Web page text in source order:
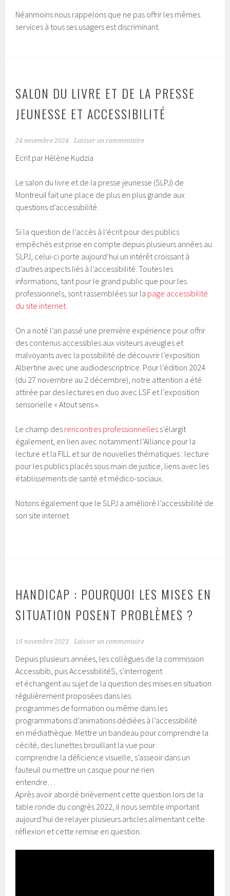
Néanmoins nous rappelons que ne pas offrir les mêmes
services à tous ses usagers est discriminant.
SALON DU LIVRE ET DE LA PRESSE
JEUNESSE ET ACCESSIBILITÉ
24 novembre 2024 Laisser un commentaire
Ecrit par Hélène Kudzia
Le salon du livre et de la presse jeunesse (SLPJ) de
Montreuil fait une place de plus en plus grande aux
questions d’accessibilité.
Si la question de l’accès à l’écrit pour des publics
empêchés est prise en compte depuis plusieurs années au
SLPJ, celui-ci porte aujourd’hui un intérêt croissant à
d’autres aspects liés à l’accessibilité. Toutes les
informations, tant pour le grand public que pour les
professionnels, sont rassemblées sur la page accessibilité
du site internet.
On a noté l’an passé une première expérience pour offrir
des contenus accessibles aux visiteurs aveugles et
malvoyants avec la possibilité de découvrir l’exposition
Albertine avec une audiodescriptrice. Pour l’édition 2024
(du 27 novembre au 2 décembre), notre attention a été
attirée par des lectures en duo avec LSF et l’exposition
sensorielle « Atout sens ».
Le champ des rencontres professionnelles s’élargit
également, en lien avec notamment l’Alliance pour la
lecture et la FILL et sur de nouvelles thématiques : lecture
pour les publics placés sous main de justice, liens avec les
établissements de santé et médico-sociaux.
Notons également que le SLPJ a amélioré l’accessibilité de
son site internet.
HANDICAP : POURQUOI LES MISES EN
SITUATION POSENT PROBLÈMES ?
16 novembre 2023 Laisser un commentaire
Depuis plusieurs années, les collègues de la commission
Accessibib, puis AccessibilitéS, s’interrogent
et échangent au sujet de la question des mises en situation
régulièrement proposées dans les
programmes de formation ou même dans les
programmations d’animations dédiées à l’accessibilité
en médiathèque. Mettre un bandeau pour comprendre la
cécité, des lunettes brouillant la vue pour
comprendre la déficience visuelle, s’asseoir dans un
fauteuil ou mettre un casque pour ne rien
entendre…
Après avoir abordé brièvement cette question lors de la
table ronde du congrès 2022, il nous semble important
aujourd’hui de relayer plusieurs articles alimentant cette
réflexion et cette remise en question.